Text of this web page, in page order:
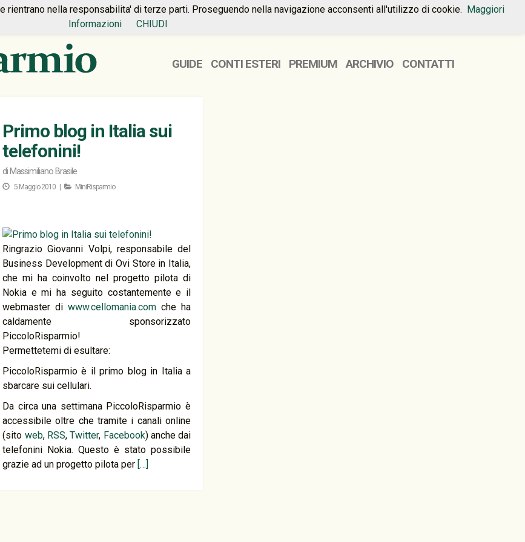
HOME PREMIUM CONTATTI
GUIDE CONTI ESTERI PREMIUM ARCHIVIO CONTATTI
Primo blog in Italia sui
telefonini!
di Massimiliano Brasile
5 Maggio 2010 | MiniRisparmio
Ringrazio Giovanni Volpi, responsabile del
Business Development di Ovi Store in Italia,
che mi ha coinvolto nel progetto pilota di
Nokia e mi ha seguito costantemente e il
webmaster di www.cellomania.com che ha
caldamente sponsorizzato
PiccoloRisparmio!
Permettetemi di esultare:
PiccoloRisparmio è il primo blog in Italia a
sbarcare sui cellulari.
Da circa una settimana PiccoloRisparmio è
accessibile oltre che tramite i canali online
(sito web, RSS,Twitter, Facebook) anche dai
telefonini Nokia. Questo è stato possibile
grazie ad un progetto pilota per […]
nella responsabilita' di terze parti. Proseguendo nella navigazione acconsenti all'utilizzo di cookie. Maggiori
Informazioni
CHIUDI